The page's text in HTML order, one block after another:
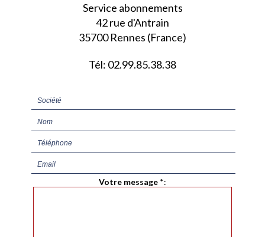
Service abonnements
42 rue d'Antrain
35700 Rennes (France)
Tél: 02.99.85.38.38
Votre message *: